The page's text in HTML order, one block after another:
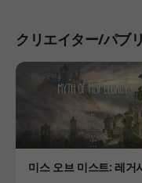
クリエイター/パブ
Product
미스 오브 미스트: 레거